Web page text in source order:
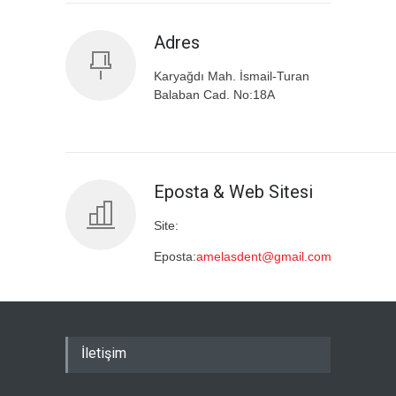
Adres
Karyağdı Mah. İsmail-Turan
Balaban Cad. No:18A
Eposta & Web Sitesi
Site:
Eposta:amelasdent@gmail.com
İletişim